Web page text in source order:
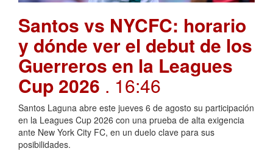
Santos vs NYCFC: horario
y dónde ver el debut de los
Guerreros en la Leagues
Cup 2026 . 16:46
Santos Laguna abre este jueves 6 de agosto su participación
en la Leagues Cup 2026 con una prueba de alta exigencia
ante New York City FC, en un duelo clave para sus
posibilidades.